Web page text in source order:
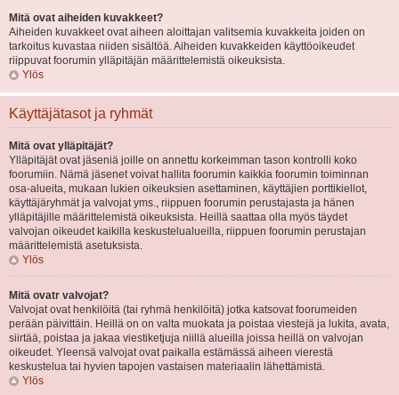
Mitä ovat aiheiden kuvakkeet?
Aiheiden kuvakkeet ovat aiheen aloittajan valitsemia kuvakkeita joiden on
tarkoitus kuvastaa niiden sisältöä. Aiheiden kuvakkeiden käyttöoikeudet
riippuvat foorumin ylläpitäjän määrittelemistä oikeuksista.
Ylös
Käyttäjätasot ja ryhmät
Mitä ovat ylläpitäjät?
Ylläpitäjät ovat jäseniä joille on annettu korkeimman tason kontrolli koko
foorumiin. Nämä jäsenet voivat hallita foorumin kaikkia foorumin toiminnan
osa-alueita, mukaan lukien oikeuksien asettaminen, käyttäjien porttikiellot,
käyttäjäryhmät ja valvojat yms., riippuen foorumin perustajasta ja hänen
ylläpitäjille määrittelemistä oikeuksista. Heillä saattaa olla myös täydet
valvojan oikeudet kaikilla keskustelualueilla, riippuen foorumin perustajan
määrittelemistä asetuksista.
Ylös
Mitä ovatr valvojat?
Valvojat ovat henkilöitä (tai ryhmä henkilöitä) jotka katsovat foorumeiden
perään päivittäin. Heillä on on valta muokata ja poistaa viestejä ja lukita, avata,
siirtää, poistaa ja jakaa viestiketjuja niillä alueilla joissa heillä on valvojan
oikeudet. Yleensä valvojat ovat paikalla estämässä aiheen vierestä
keskustelua tai hyvien tapojen vastaisen materiaalin lähettämistä.
Ylös